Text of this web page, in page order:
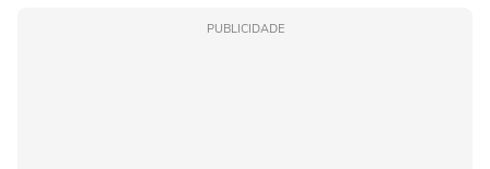
PUBLICIDADE